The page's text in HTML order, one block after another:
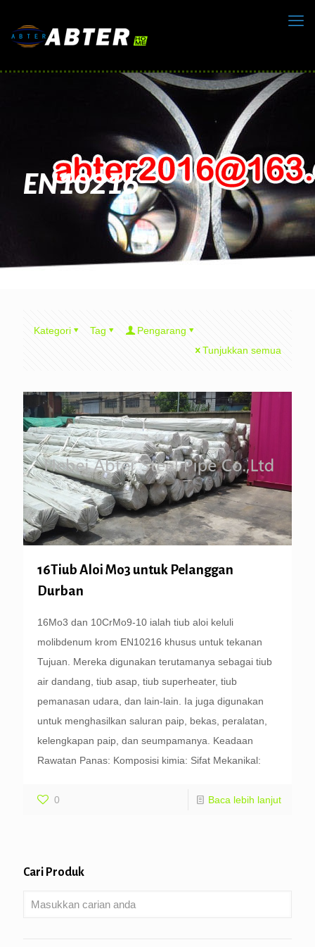
EN10216
Kategori Tag
Pengarang
Tunjukkan semua
16Tiub Aloi Mo3 untuk Pelanggan
Durban
16Mo3 dan 10CrMo9-10 ialah tiub aloi keluli
molibdenum krom EN10216 khusus untuk tekanan
Tujuan. Mereka digunakan terutamanya sebagai tiub
air dandang, tiub asap, tiub superheater, tiub
pemanasan udara, dan lain-lain. Ia juga digunakan
untuk menghasilkan saluran paip, bekas, peralatan,
kelengkapan paip, dan seumpamanya. Keadaan
Rawatan Panas: Komposisi kimia: Sifat Mekanikal:
0 Baca lebih lanjut
Cari Produk